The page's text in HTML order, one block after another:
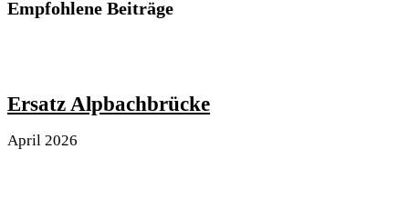
Empfohlene Beiträge
Ersatz Alpbachbrücke
April 2026